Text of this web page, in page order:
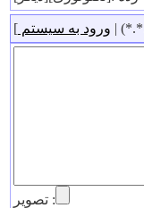
ورود به سیستم ]
تصویر :